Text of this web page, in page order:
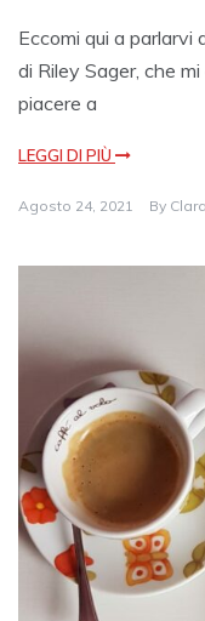
Eccomi qui a parlarvi
di Riley Sager, che
piacere a
LEGGI DI PIÙ
Agosto 24, 2021 By Clara